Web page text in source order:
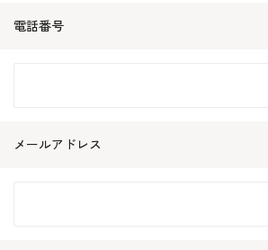
電話番号
メールアドレス